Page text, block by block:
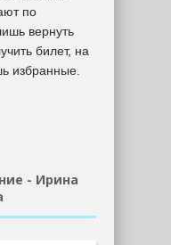
по
вернуть
билет, на
избранные.
- Ирина